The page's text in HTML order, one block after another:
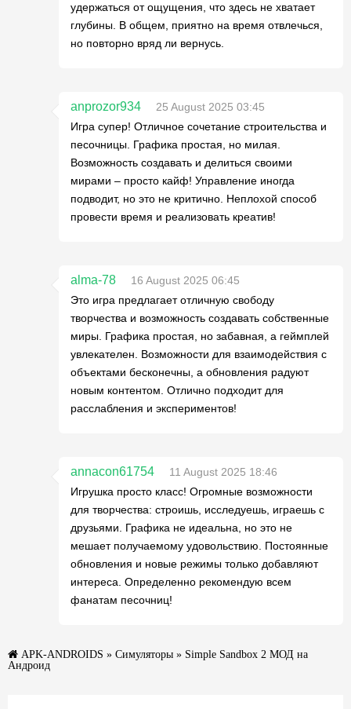
удержаться от ощущения, что здесь не хватает
глубины. В общем, приятно на время отвлечься,
но повторно вряд ли вернусь.
anprozor934
25 August 2025 03:45
Игра супер! Отличное сочетание строительства и
песочницы. Графика простая, но милая.
Возможность создавать и делиться своими
мирами – просто кайф! Управление иногда
подводит, но это не критично. Неплохой способ
провести время и реализовать креатив!
alma-78
16 August 2025 06:45
Это игра предлагает отличную свободу
творчества и возможность создавать собственные
миры. Графика простая, но забавная, а геймплей
увлекателен. Возможности для взаимодействия с
объектами бесконечны, а обновления радуют
новым контентом. Отлично подходит для
расслабления и экспериментов!
annacon61754
11 August 2025 18:46
Игрушка просто класс! Огромные возможности
для творчества: строишь, исследуешь, играешь с
друзьями. Графика не идеальна, но это не
мешает получаемому удовольствию. Постоянные
обновления и новые режимы только добавляют
интереса. Определенно рекомендую всем
фанатам песочниц!
APK-ANDROIDS » Симуляторы » Simple Sandbox 2 МОД на
Андроид